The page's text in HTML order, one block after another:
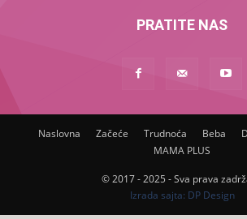
PRATITE NAS
Naslovna Začeće Trudnoća Beba
MAMA PLUS
© 2017 - 2025 - Sva prava
Izrada sajta: DP Design